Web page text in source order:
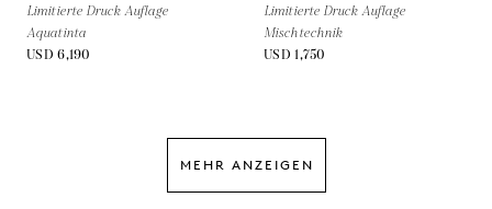
Limitierte Druck Auflage
Aquatinta
USD 6,190
Limitierte Druck Auflage
Mischtechnik
USD 1,750
MEHR ANZEIGEN